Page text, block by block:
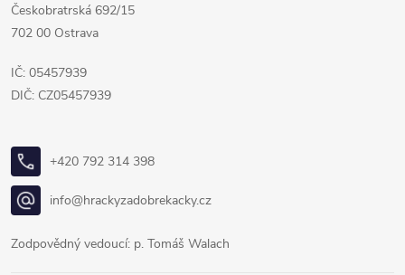
Českobratrská 692/15
702 00 Ostrava
IČ: 05457939
DIČ: CZ05457939
+420 792 314 398
info@hrackyzadobrekacky.cz
Zodpovědný vedoucí: p. Tomáš Walach